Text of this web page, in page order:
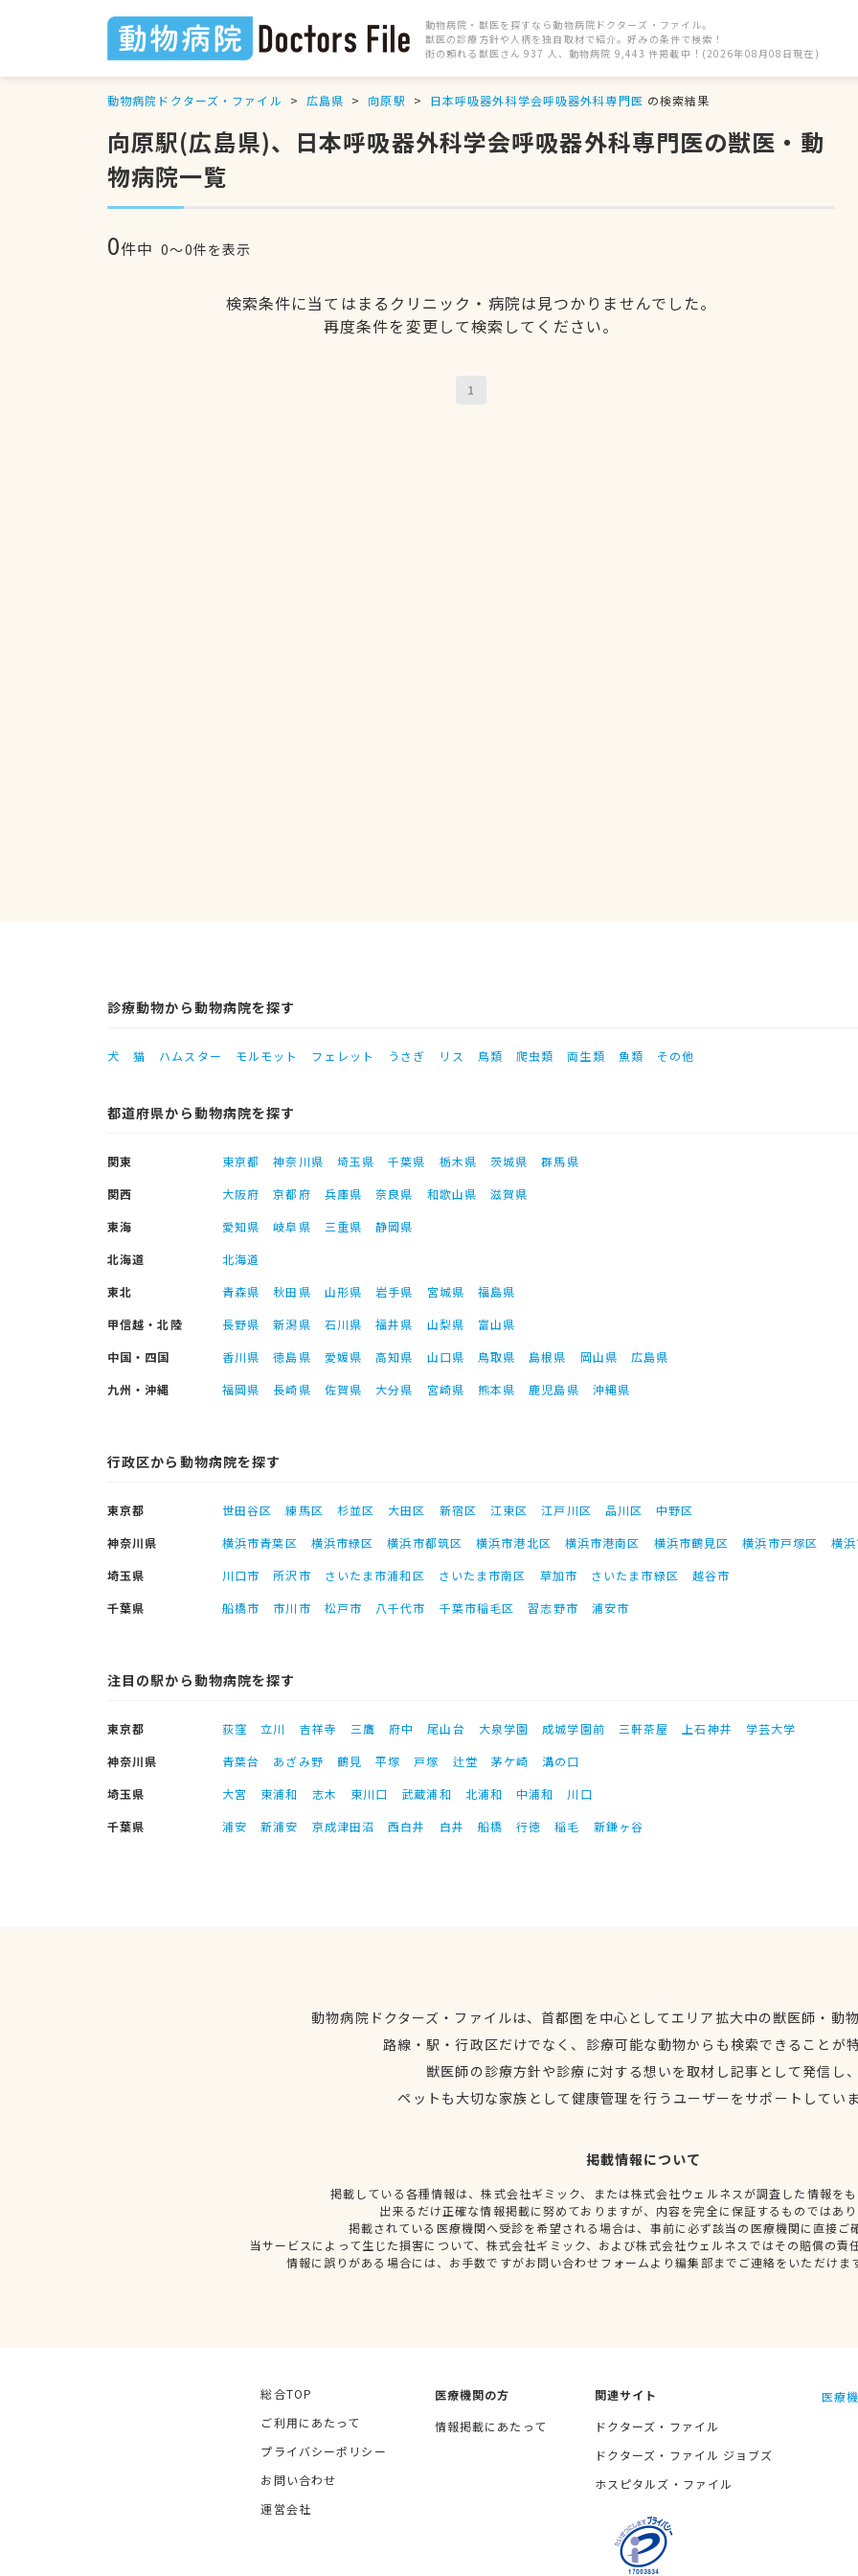
動物病院・獣医を探すなら動物病院ドクターズ・ファイル。
獣医の診療方針や人柄を独自取材で紹介。好みの条件で検索！
街の頼れる獣医さん 937 人、動物病院 9,443 件掲載中！(2026年08月08日現在)
動物病院ドクターズ・ファイル 広島県 向原駅 日本呼吸器外科学会呼吸器外科専門医 の検索結果
向原駅(広島県)、日本呼吸器外科学会呼吸器外科専門医の獣医・動
物病院一覧
0件中 0〜0件を表示
検索条件に当てはまるクリニック・病院は見つかりませんでした。
再度条件を変更して検索してください。
1
診療動物から動物病院を探す
犬 猫 ハムスター モルモット フェレット うさぎ リス 鳥類 爬虫類 両生類 魚類 その他
都道府県から動物病院を探す
関東 東京都 神奈川県 埼玉県 千葉県 栃木県 茨城県
群馬県
関西
大阪府 京都府 兵庫県 奈良県 和歌山県
滋賀県
東海
愛知県 岐阜県 三重県
静岡県
北海道
北海道
東北
青森県 秋田県 山形県 岩手県 宮城県
福島県
甲信越・北陸
長野県 新潟県 石川県 福井県 山梨県
富山県
中国・四国
香川県 徳島県 愛媛県 高知県 山口県 鳥取県 島根県 岡山県
広島県
九州・沖縄
福岡県 長崎県 佐賀県 大分県 宮崎県 熊本県 鹿児島県 沖縄県
行政区から動物病院を探す
東京都 世田谷区 練馬区 杉並区 大田区 新宿区 江東区 江戸川区 品川区
中野区
神奈川県
横浜市青葉区 横浜市緑区 横浜市都筑区 横浜市港北区 横浜市港南区 横浜市鶴見区 横浜市戸塚区
横
埼玉県
川口市 所沢市 さいたま市浦和区 さいたま市南区 草加市 さいたま市緑区
越谷市
千葉県
船橋市 市川市 松戸市 八千代市 千葉市稲毛区 習志野市 浦安市
注目の駅から動物病院を探す
東京都 荻窪 立川 吉祥寺 三鷹 府中 尾山台 大泉学園 成城学園前 三軒茶屋 上石神井
学芸大学
神奈川県
青葉台 あざみ野 鶴見 平塚 戸塚 辻堂 茅ケ崎
溝の口
埼玉県
大宮 東浦和 志木 東川口 武蔵浦和 北浦和 中浦和
川口
千葉県
浦安 新浦安 京成津田沼 西白井 白井 船橋 行徳 稲毛 新鎌ヶ谷
動物病院ドクターズ・ファイルは、首都圏を中心としてエリア拡大中の獣医師・動
路線・駅・行政区だけでなく、診療可能な動物からも検索できることが
獣医師の診療方針や診療に対する想いを取材し記事として発信し
ペットも大切な家族として健康管理を行うユーザーをサポートしてい
掲載情報について
掲載している各種情報は、株式会社ギミック、または株式会社ウェルネスが調査した情報を
出来るだけ正確な情報掲載に努めておりますが、内容を完全に保証するものではあ
掲載されている医療機関へ受診を希望される場合は、事前に必ず該当の医療機関に直接ご
当サービスによって生じた損害について、株式会社ギミック、および株式会社ウェルネスではその賠償の責
情報に誤りがある場合には、お手数ですがお問い合わせフォームより編集部までご連絡をいただけま
総合TOP
ご利用にあたって
プライバシーポリシー
お問い合わせ
運営会社
医療機関の方
情報掲載にあたって
関連サイト
ドクターズ・ファイル
ドクターズ・ファイル ジョブズ
ホスピタルズ・ファイル
医療